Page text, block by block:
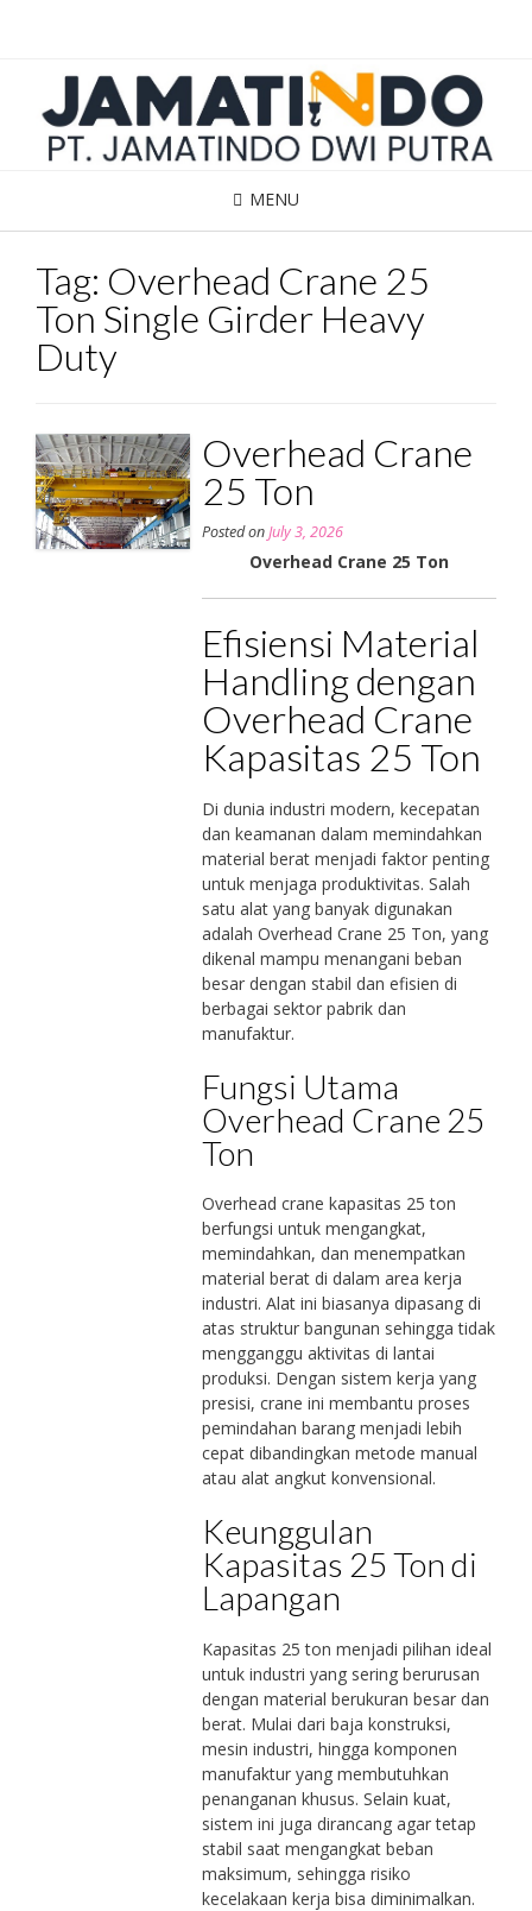
MENU
Tag: Overhead Crane 25
Ton Single Girder Heavy
Duty
Overhead Crane
25 Ton
Posted onJuly 3, 2026
Overhead Crane 25 Ton
Efisiensi Material
Handling dengan
Overhead Crane
Kapasitas 25 Ton
Di dunia industri modern, kecepatan
dan keamanan dalam memindahkan
material berat menjadi faktor penting
untuk menjaga produktivitas. Salah
satu alat yang banyak digunakan
adalah Overhead Crane 25 Ton, yang
dikenal mampu menangani beban
besar dengan stabil dan efisien di
berbagai sektor pabrik dan
manufaktur.
Fungsi Utama
Overhead Crane 25
Ton
Overhead crane kapasitas 25 ton
berfungsi untuk mengangkat,
memindahkan, dan menempatkan
material berat di dalam area kerja
industri. Alat ini biasanya dipasang di
atas struktur bangunan sehingga tidak
mengganggu aktivitas di lantai
produksi. Dengan sistem kerja yang
presisi, crane ini membantu proses
pemindahan barang menjadi lebih
cepat dibandingkan metode manual
atau alat angkut konvensional.
Keunggulan
Kapasitas 25 Ton di
Lapangan
Kapasitas 25 ton menjadi pilihan ideal
untuk industri yang sering berurusan
dengan material berukuran besar dan
berat. Mulai dari baja konstruksi,
mesin industri, hingga komponen
manufaktur yang membutuhkan
penanganan khusus. Selain kuat,
sistem ini juga dirancang agar tetap
stabil saat mengangkat beban
maksimum, sehingga risiko
kecelakaan kerja bisa diminimalkan.